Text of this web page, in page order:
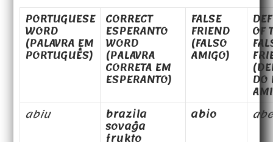
PORTUGUESE
WORD
(PALAVRA EM
PORTUGUÊS)
CORRECT
ESPERANTO
WORD
(PALAVRA
CORRETA EM
ESPERANTO)
FALSE
FRIEND
(FALSO
AMIGO)
OF
DO
abiu
brazila
sovaĝa
abio